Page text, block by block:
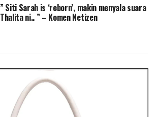
” Siti Sarah is ‘reborn’, makin menyala suara
Thalita ni.. ” – Komen Netizen